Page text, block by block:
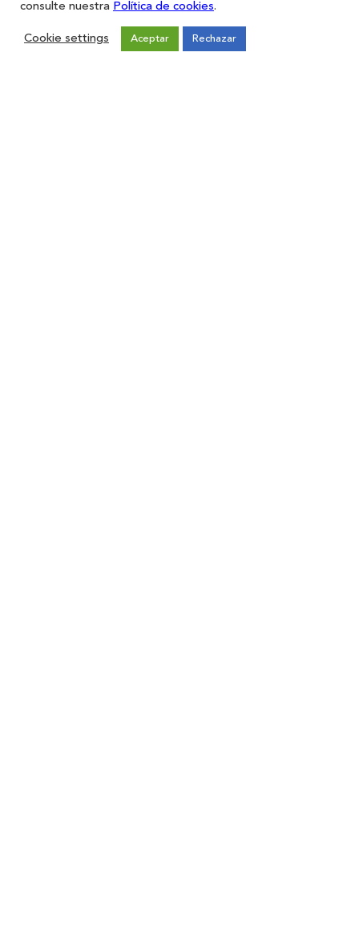
consulte nuestra Política de cookies.
Cookie settings Aceptar Rechazar